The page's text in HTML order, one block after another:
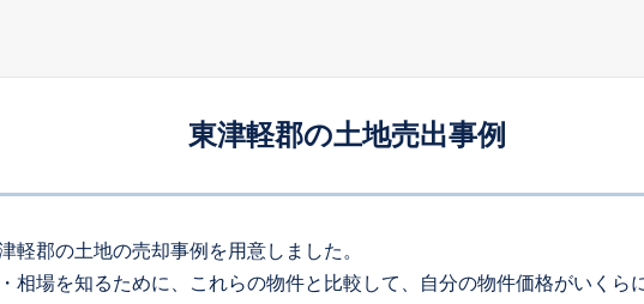
2022年10〜12 月
徒歩8分
0
東津軽郡の土地売出事例
軽郡の土地の売却事例を用意しました。
相場を知るために、これらの物件と比較して、自分の物件価格がいくら